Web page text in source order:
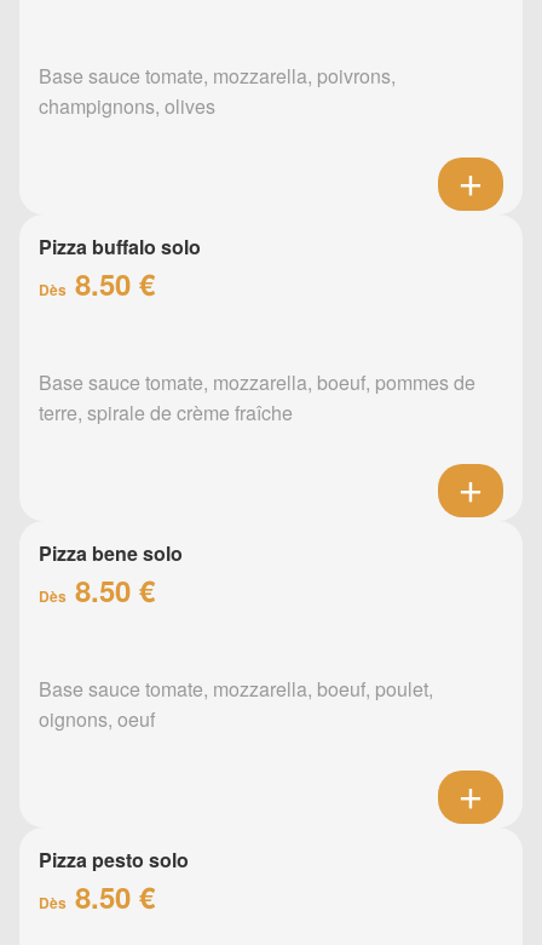
Base sauce tomate, mozzarella, poivrons,
champignons, olives
Pizza buffalo solo
Dès 8.50 €
Base sauce tomate, mozzarella, boeuf, pommes de
terre, spirale de crème fraîche
Pizza bene solo
Dès 8.50 €
Base sauce tomate, mozzarella, boeuf, poulet,
oignons, oeuf
Pizza pesto solo
Dès 8.50 €